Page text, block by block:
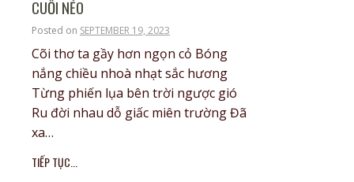
CUỐI NẺO
Posted on SEPTEMBER 19, 2023
Cõi thơ ta gầy hơn ngọn cỏ Bóng
nắng chiều nhoà nhạt sắc hương
Từng phiến lụa bên trời ngược gió
Ru đời nhau dỗ giấc miên trường Đã
xa…
TIẾP TỤC...